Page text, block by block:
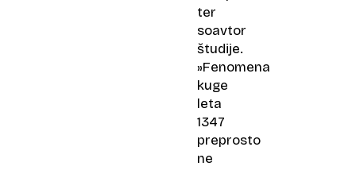
ter
soavtor
študije.
»Fenomena
kuge
leta
1347
preprosto
ne